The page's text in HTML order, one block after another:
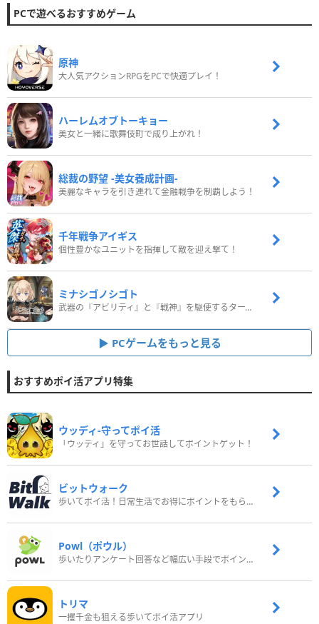
PCで遊べるおすすめゲーム
原神
大人気アクションRPGをPCで快適プレイ！
ハーレムオブトーキョー
美女と一緒に歌舞伎町で成り上がれ！
総裁の野望 -美女養成計画-
美麗なキャラを引き連れて金融戦争を制覇しよう！
千年戦争アイギス
個性豊かなユニットを指揮して敵を迎え撃て！
ミナシゴノシゴト
武器の『アビリティ』と『戦神』を駆使するターン制コマンドバトルRPG！
PCゲームをもっと見る
おすすめポイ活アプリ特集
ウッディ‐守ってポイ活
「ウッディ」を守ってお世話してポイントゲット！
ビットウォーク
歩いてポイ活！日常生活でお得にポイントをもらおう
Powl（ポウル）
歩いたりアンケート回答など幅広い手段でポイントをゲット
トリマ
一攫千金も狙える歩いてポイ活アプリ